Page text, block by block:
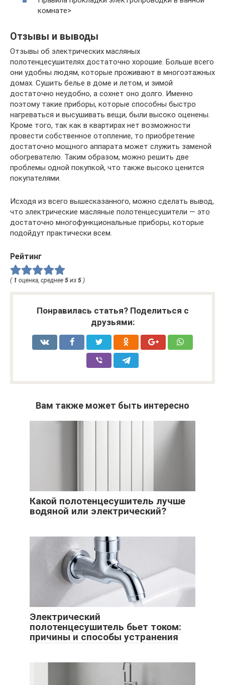
комнате>
Отзывы и выводы
Отзывы об электрических масляных
полотенцесушителях достаточно хорошие. Больше всего
они удобны людям, которые проживают в многоэтажных
домах. Сушить белье в доме и летом, и зимой
достаточно неудобно, а сохнет оно долго. Именно
поэтому такие приборы, которые способны быстро
нагреваться и высушивать вещи, были высоко оценены.
Кроме того, так как в квартирах нет возможности
провести собственное отопление, то приобретение
достаточно мощного аппарата может служить заменой
обогревателю. Таким образом, можно решить две
проблемы одной покупкой, что также высоко ценится
покупателями.
Исходя из всего вышесказанного, можно сделать вывод,
что электрические масляные полотенцесушители — это
достаточно многофункциональные приборы, которые
подойдут практически всем.
Рейтинг
( 1 оценка, среднее 5 из 5 )
Понравилась статья? Поделиться с
друзьями:
Вам также может быть интересно
Какой полотенцесушитель лучше
водяной или электрический?
Электрический
полотенцесушитель бьет током:
причины и способы устранения